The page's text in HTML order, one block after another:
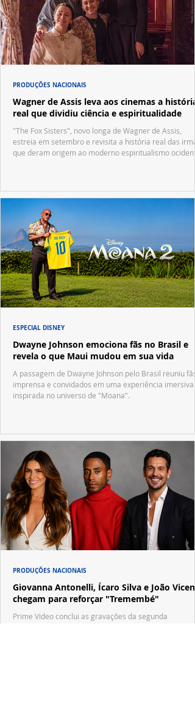
Wagner de Assis leva aos cinemas a história
real que dividiu ciência e espiritualidade
"The Fox Sisters", novo longa de Wagner de Assis,
estreia em setembro e revisita a história real das
que deram origem ao moderno espiritualismo
PRODUÇÕES NACIONAIS
Dwayne Johnson emociona fãs no Brasil e
revela o que Maui mudou em sua vida
A passagem de Dwayne Johnson pelo Brasil reuniu fãs,
imprensa e convidados em uma experiência imersiva
inspirada no universo de "Moana".
ESPECIAL DISNEY
Giovanna Antonelli, Ícaro Silva e João
chegam para reforçar "Tremembé"
Prime Video conclui as gravações da segunda
PRODUÇÕES NACIONAIS